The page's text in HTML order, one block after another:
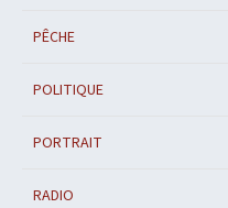
PÊCHE
POLITIQUE
PORTRAIT
RADIO